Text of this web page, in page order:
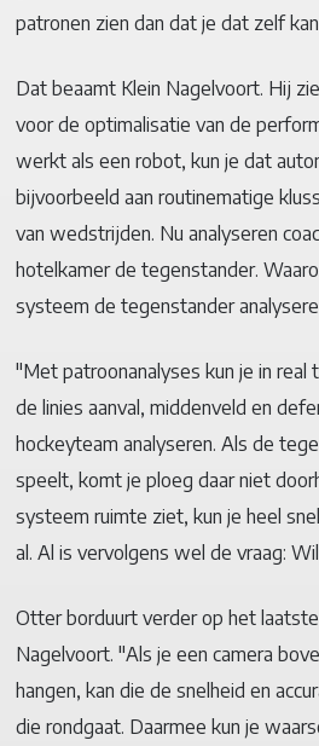
patronen zien dan dat je dat zelf
Dat beaamt Klein Nagelvoort. Hij
voor de optimalisatie van de
werkt als een robot, kun je dat
bijvoorbeeld aan routinematige
van wedstrijden. Nu analyseren
hotelkamer de tegenstander.
systeem de tegenstander
"Met patroonanalyses kun je in real
de linies aanval, middenveld en
hockeyteam analyseren. Als de
speelt, komt je ploeg daar niet
systeem ruimte ziet, kun je heel
al. Al is vervolgens wel de vraag:
Otter borduurt verder op het
Nagelvoort. "Als je een camera
hangen, kan die de snelheid en
die rondgaat. Daarmee kun je